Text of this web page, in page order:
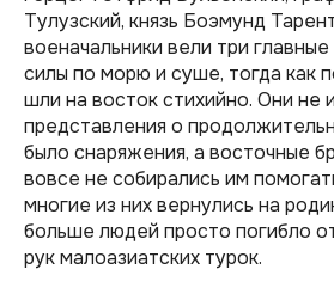
Тулузский, князь Боэмунд
военачальники вели три
силы по морю и суше, тогда как
шли на восток стихийно. Они не
представления о
было снаряжения, а восточные
вовсе не собирались им
многие из них вернулись на
больше людей просто погибло
рук малоазиатских турок.